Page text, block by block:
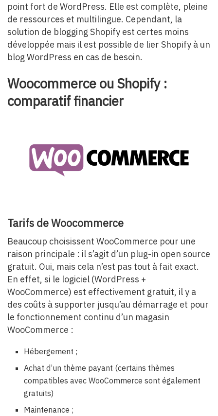
point fort de WordPress. Elle est complète, pleine
de ressources et multilingue. Cependant, la
solution de blogging Shopify est certes moins
développée mais il est possible de lier Shopify à un
blog WordPress en cas de besoin.
Woocommerce ou Shopify :
comparatif financier
Tarifs de Woocommerce
Beaucoup choisissent WooCommerce pour une
raison principale : il s’agit d’un plug-in open source
gratuit. Oui, mais cela n’est pas tout à fait exact.
En effet, si le logiciel (WordPress +
WooCommerce) est effectivement gratuit, il y a
des coûts à supporter jusqu’au démarrage et pour
le fonctionnement continu d’un magasin
WooCommerce :
Hébergement ;
Achat d’un thème payant (certains thèmes
compatibles avec WooCommerce sont également
gratuits)
Maintenance ;